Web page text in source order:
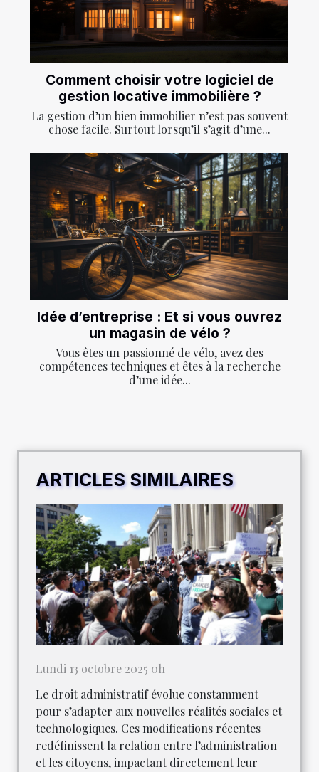
Comment choisir votre logiciel de
gestion locative immobilière ?
La gestion d’un bien immobilier n’est pas souvent
chose facile. Surtout lorsqu’il s’agit d’une...
Idée d’entreprise : Et si vous ouvrez
un magasin de vélo ?
Vous êtes un passionné de vélo, avez des
compétences techniques et êtes à la recherche
d’une idée...
ARTICLES SIMILAIRES
Lundi 13 octobre 2025 0h
Le droit administratif évolue constamment
pour s’adapter aux nouvelles réalités sociales et
technologiques. Ces modifications récentes
redéfinissent la relation entre l’administration
et les citoyens, impactant directement leur